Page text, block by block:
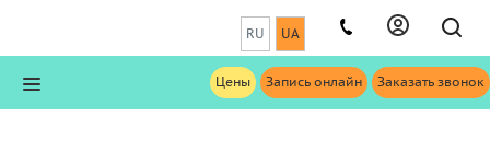
RU UA
Цены Запись онлайн Заказать звонок